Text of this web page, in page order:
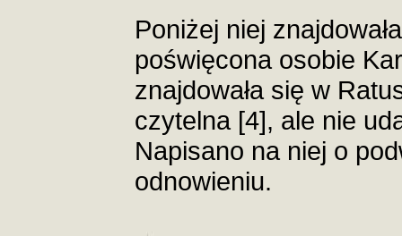
Poniżej niej
poświęcona osobie
znajdowała się w
czytelna [4], ale nie
Napisano na niej o
odnowieniu.